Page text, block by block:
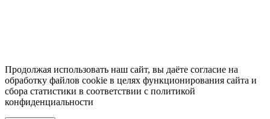
Продолжая использовать наш сайт, вы даёте согласие на
обработку файлов cookie в целях функционирования сайта и
сбора статистики в соответствии с политикой
конфиденциальности